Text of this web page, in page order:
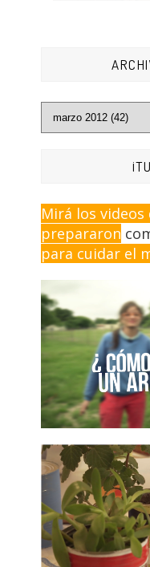
Mirá los videos
prepararon
para cuidar el